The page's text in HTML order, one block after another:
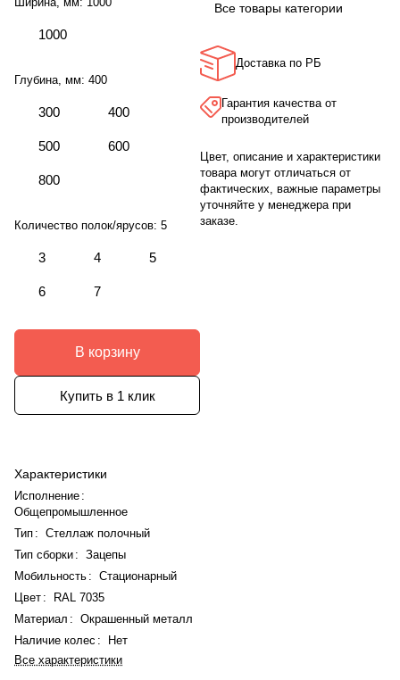
1000
Глубина, мм: 400
300 400
500 600
800
Количество полок/ярусов: 5
3 4 5
6 7
В корзину
Купить в 1 клик
Характеристики
Исполнение :
Общепромышленное
Тип : Стеллаж полочный
Тип сборки: Зацепы
Мобильность : Стационарный
Цвет :
RAL 7035
Материал : Окрашенный металл
Наличие колес :
Нет
Все характеристики
Все товары категории
Доставка по РБ
Гарантия качества от
производителей
Цвет, описание и характеристики
товара могут отличаться от
фактических, важные параметры
уточняйте у менеджера при
заказе.